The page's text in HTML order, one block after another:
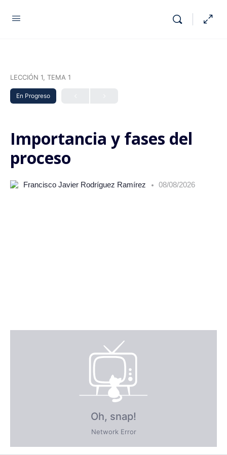
LECCIÓN 1, TEMA 1
En Progreso
Importancia y fases del
proceso
Francisco Javier Rodríguez Ramírez 08/08/2026